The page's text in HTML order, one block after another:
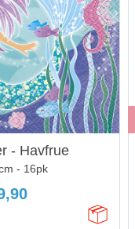
- Havfrue
- 16pk